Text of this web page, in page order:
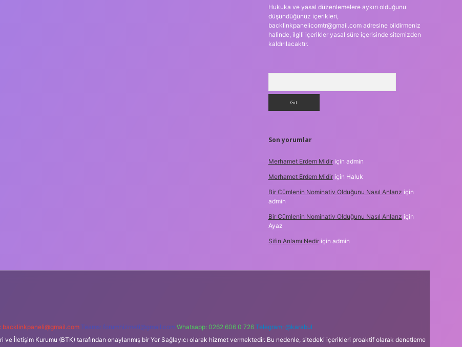
Hukuka ve yasal düzenlemelere aykırı olduğunu
düşündüğünüz içerikleri,
backlinkpanelicomtr@gmail.comadresine bildirmeniz
halinde, ilgili içerikler yasal süre içerisinde sitemizden
kaldırılacaktır.
Son yorumlar
Merhamet Erdem Midiriçin admin
Merhamet Erdem Midiriçin Haluk
Bir Cümlenin Nominativ Olduğunu Nasıl Anlarız için
admin
Bir Cümlenin Nominativ Olduğunu Nasıl Anlarız için
Ayaz
Sifin Anlamı Nediriçin admin
backlinkpaneli@gmail.com Teams: forumhizmeti@gmail.com Whatsapp: 0262 606 0 726 Telegram: @karabul
ve İletişim Kurumu (BTK) tarafından onaylanmış bir Yer Sağlayıcı olarak hizmet vermektedir. Bu nedenle, sitedeki içerikleri proaktif olarak denetleme